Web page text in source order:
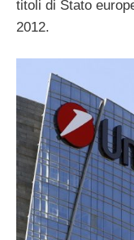
titoli di Stato
2012.